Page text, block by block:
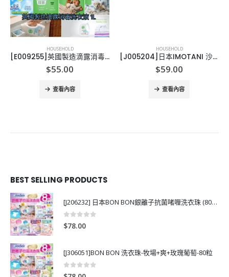
HOUSEHOLD
[E009255]英國製造滴露消毒洗衣液 1L Dettol Laundry Cleaner
$55.00
查看內容
HOUSEHOLD
[J005204]日本IMOTANI 沙冰杯
$59.00
查看內容
BEST SELLING PRODUCTS
[J206232] 日本BON BON銀離子抗菌啫喱洗衣珠 (80粒)
0out of 5
$78.00
[J306051]BON BON 洗衣珠-牧場+爽+玫瑰葡萄-80粒
0